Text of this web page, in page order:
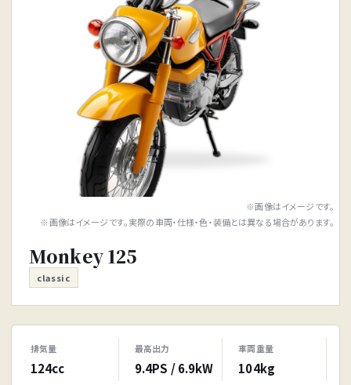
※画像はイメージです。
※画像はイメージです。実際の車両・仕様・色・装備とは異なる場合があります。
Monkey 125
classic
排気量
124cc
最高出力
9.4PS / 6.9kW
車両重量
104kg